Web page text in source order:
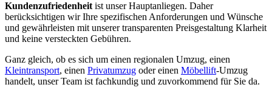
Kundenzufriedenheit ist unser Hauptanliegen. Daher
berücksichtigen wir Ihre spezifischen Anforderungen und Wünsche
und gewährleisten mit unserer transparenten Preisgestaltung Klarheit
und keine versteckten Gebühren.
Ganz gleich, ob es sich um einen regionalen Umzug, einen
Kleintransport, einen Privatumzug oder einen Möbellift-Umzug
handelt, unser Team ist fachkundig und zuvorkommend für Sie da.